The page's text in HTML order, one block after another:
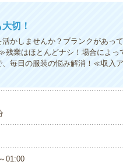
切！
かしませんか？ブランクがあっ
業はほとんどナシ！場合によ
毎日の服装の悩み解消！≪収入
01:00